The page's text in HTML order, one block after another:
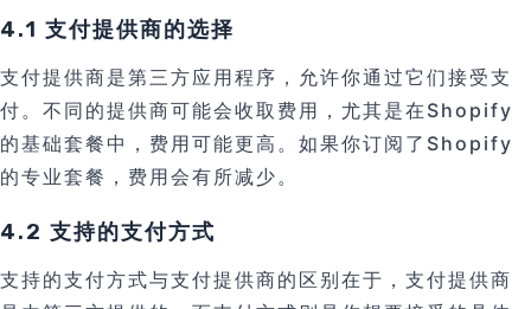
4.1 支付提供商的选择
支付提供商是第三方应用程序，允许你通过它们接受支
付。不同的提供商可能会收取费用，尤其是在Shopify
的基础套餐中，费用可能更高。如果你订阅了Shopify
的专业套餐，费用会有所减少。
4.2 支持的支付方式
支持的支付方式与支付提供商的区别在于，支付提供商